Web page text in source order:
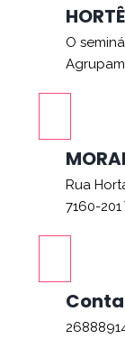
O
Rua
7160-201